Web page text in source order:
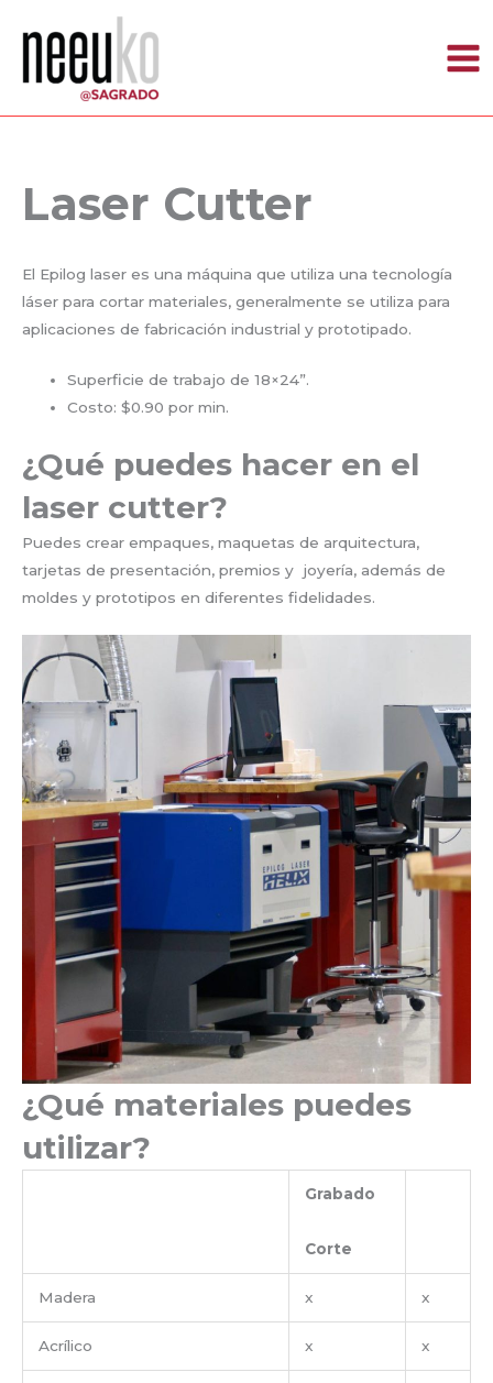
content
Laser Cutter
El Epilog laser es una máquina que utiliza una tecnología
láser para cortar materiales, generalmente se utiliza para
aplicaciones de fabricación industrial y prototipado.
Superficie de trabajo de 18×24”.
Costo: $0.90 por min.
¿Qué puedes hacer en el
laser cutter?
Puedes crear empaques, maquetas de arquitectura,
tarjetas de presentación, premios y joyería, además de
moldes y prototipos en diferentes fidelidades.
¿Qué materiales puedes
utilizar?
Grabado
Corte
Madera x x
Acrílico x x